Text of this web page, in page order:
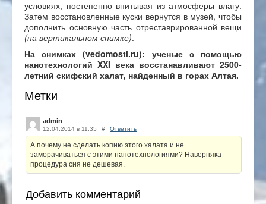
условиях, постепенно впитывая из атмосферы влагу.
Затем восстановленные куски вернутся в музей, чтобы
дополнить основную часть отреставрированной вещи
(на вертикальном снимке).
На снимках (vedomosti.ru): ученые с помощью
нанотехнологий XXI века восстанавливают 2500-
летний скифский халат, найденный в горах Алтая.
Метки
admin
12.04.2014 в 11:35 # Ответить
А почему не сделать копию этого халата и не
заморачиваться с этими нанотехнологиями? Наверняка
процедура сия не дешевая.
Добавить комментарий